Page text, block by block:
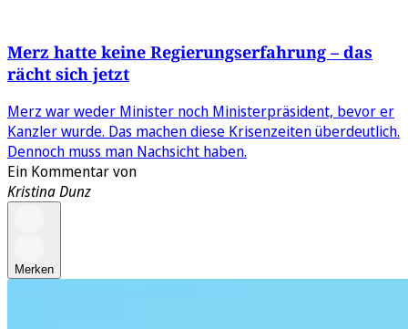
Merz hatte keine Regierungserfahrung – das
rächt sich jetzt
Merz war weder Minister noch Ministerpräsident, bevor er
Kanzler wurde. Das machen diese Krisenzeiten überdeutlich.
Dennoch muss man Nachsicht haben.
Ein Kommentar von
Kristina Dunz
Merken